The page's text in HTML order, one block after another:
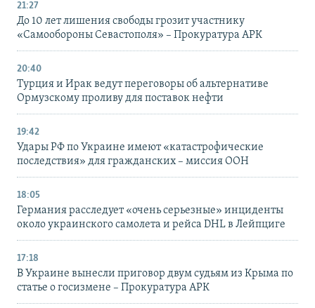
21:27
До 10 лет лишения свободы грозит участнику
«Самообороны Севастополя» – Прокуратура АРК
20:40
Турция и Ирак ведут переговоры об альтернативе
Ормузскому проливу для поставок нефти
19:42
Удары РФ по Украине имеют «катастрофические
последствия» для гражданских – миссия ООН
18:05
Германия расследует «очень серьезные» инциденты
около украинского самолета и рейса DHL в Лейпциге
17:18
В Украине вынесли приговор двум судьям из Крыма по
статье о госизмене – Прокуратура АРК